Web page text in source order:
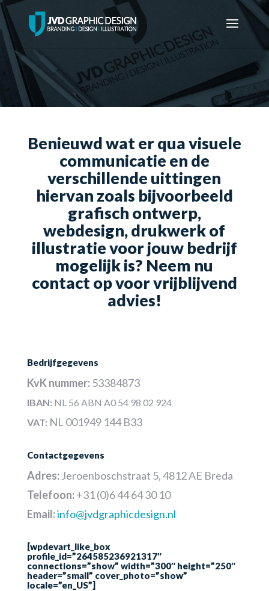
Benieuwd wat er qua visuele
communicatie en de
verschillende uittingen
hiervan zoals bijvoorbeeld
grafisch ontwerp,
webdesign, drukwerk of
illustratie voor jouw bedrijf
mogelijk is? Neem nu
contact op voor vrijblijvend
advies!
Bedrijfgegevens
KvK nummer:53384873
IBAN: NL 56 ABN A0 54 98 02 924
VAT: NL 001949 144 B33
Contactgegevens
Adres: Jeroenboschstraat 5, 4812 AE Breda
Telefoon:+31 (0)6 44 64 30 10
Email:info@jvdgraphicdesign.nl
[wpdevart_like_box
profile_id=”264585236921317″
connections=”show” width=”300″ height=”250″
header=”small” cover_photo=”show”
locale=”en_US”]